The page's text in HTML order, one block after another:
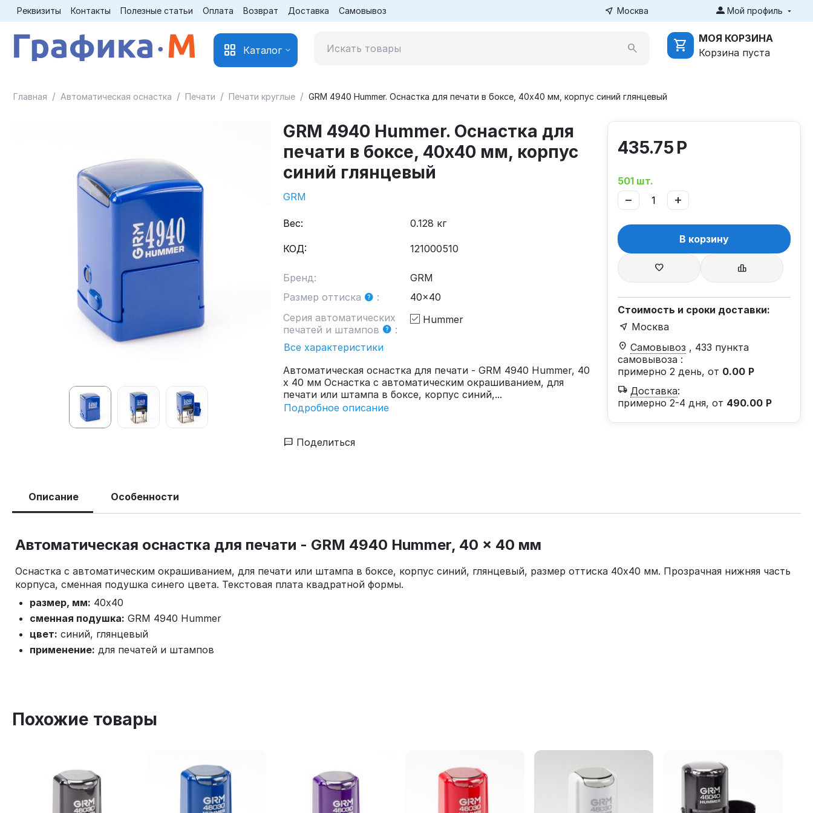
Реквизиты Контакты Полезные статьи Оплата Возврат Доставка Самовывоз Москва Мой профиль
Каталог
МОЯ КОРЗИНА
Корзина пуста
Главная / Автоматическая оснастка / Печати / Печати круглые / GRM 4940 Hummer. Оснастка для печати в боксе, 40х40 мм, корпус синий глянцевый
GRM 4940 Hummer. Оснастка для
печати в боксе, 40х40 мм, корпус
синий глянцевый
GRM
Вес: 0.128 кг
КОД: 121000510
Бренд:
GRM
Размер оттиска
:
40x40
Серия автоматических
печатей и штампов
:
Hummer
Все характеристики
Автоматическая оснастка для печати - GRM 4940 Hummer, 40
x 40 мм Оснастка с автоматическим окрашиванием, для
печати или штампа в боксе, корпус синий,...
Подробное описание
435.75 Р
501 шт.
+
−
В корзину
Стоимость и сроки доставки:
Москва
Самовывоз , 433 пункта
самовывоза :
примерно 2 день, от 0.00 Р
Доставка:
примерно 2-4 дня, от 490.00 Р
Поделиться
Описание Особенности
Автоматическая оснастка для печати - GRM 4940 Hummer, 40 x 40 мм
Оснастка с автоматическим окрашиванием, для печати или штампа в боксе, корпус синий, глянцевый, размер оттиска 40x40 мм. Прозрачная нижняя часть
корпуса, сменная подушка синего цвета. Текстовая плата квадратной формы.
размер, мм: 40x40
сменная подушка: GRM 4940 Hummer
цвет: синий, глянцевый
применение: для печатей и штампов
Похожие товары